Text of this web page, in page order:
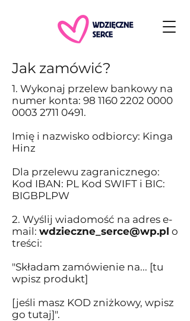
Jak zamówić?
1. Wykonaj przelew bankowy na
numer konta: 98 1160 2202 0000
0003 2711 0491.
Imię i nazwisko odbiorcy: Kinga
Hinz
Dla przelewu zagranicznego:
Kod IBAN: PL Kod SWIFT i BIC:
BIGBPLPW ​
2. Wyślij wiadomość na adres e-
mail: wdzieczne_serce@wp.pl o
treści:
"Składam zamówienie na... [tu
wpisz produkt]
[jeśli masz KOD zniżkowy, wpisz
go tutaj]".